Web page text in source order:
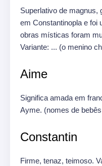
Superlativo de magnus,
em Constantinopla e foi
obras místicas foram
Variante: ... (o menino
Aime
Significa amada em
Ayme. (nomes de
Constantin
Firme, tenaz, teimoso.